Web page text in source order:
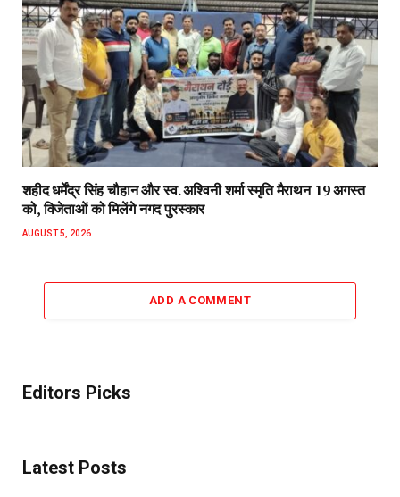
शहीद धर्मेंद्र सिंह चौहान और स्व. अश्विनी शर्मा स्मृति मैराथन 19 अगस्त
को, विजेताओं को मिलेंगे नगद पुरस्कार
AUGUST 5, 2026
ADD A COMMENT
Editors Picks
Latest Posts